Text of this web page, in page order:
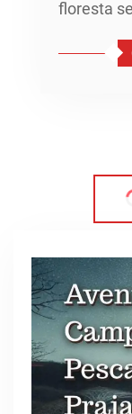
floresta